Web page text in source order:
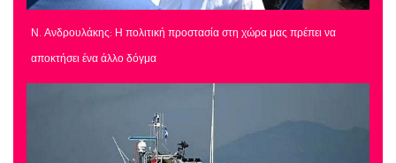
Ν. Ανδρουλάκης: Η πολιτική προστασία στη χώρα μας πρέπει να
αποκτήσει ένα άλλο δόγμα